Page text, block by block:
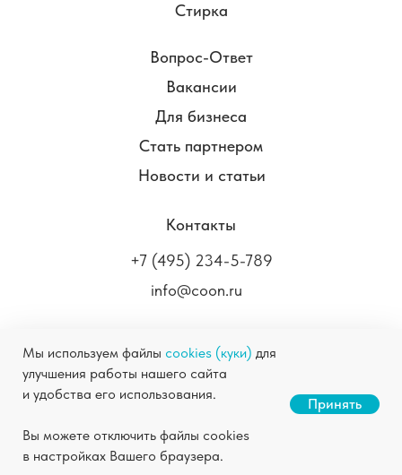
Станьте нашим партнером
Скачать презентацию
Мы используем файлы cookies (куки) для
улучшения работы нашего сайта
и удобства его использования.
Вы можете отключить файлы cookies
в настройках Вашего браузера.
Принять
+7 (495) 234-5-789
info@coon.ru
Контакты
COON.RU ©2004-2026Химчистка в Москве
Правовая информация
конфиденциальности
Стирка
Вопрос-Ответ
Вакансии
Для бизнеса
Стать партнером
Новости и статьи